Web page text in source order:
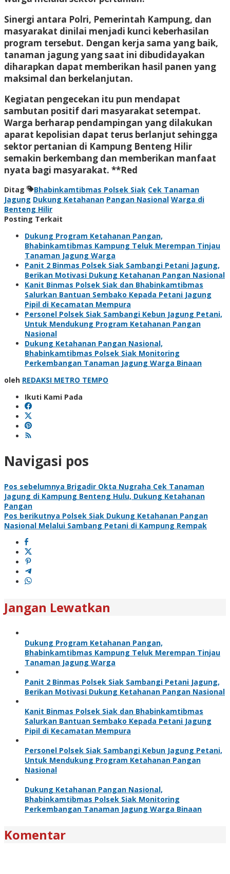
Sinergi antara Polri, Pemerintah Kampung, dan
masyarakat dinilai menjadi kunci keberhasilan
program tersebut. Dengan kerja sama yang baik,
tanaman jagung yang saat ini dibudidayakan
diharapkan dapat memberikan hasil panen yang
maksimal dan berkelanjutan.
Kegiatan pengecekan itu pun mendapat
sambutan positif dari masyarakat setempat.
Warga berharap pendampingan yang dilakukan
aparat kepolisian dapat terus berlanjut sehingga
sektor pertanian di Kampung Benteng Hilir
semakin berkembang dan memberikan manfaat
nyata bagi masyarakat. **Red
Ditag Bhabinkamtibmas Polsek Siak Cek Tanaman
Jagung Dukung Ketahanan Pangan Nasional Warga di
Benteng Hilir
Posting Terkait
Dukung Program Ketahanan Pangan,
Bhabinkamtibmas Kampung Teluk Merempan Tinjau
Tanaman Jagung Warga
Panit 2 Binmas Polsek Siak Sambangi Petani Jagung,
Berikan Motivasi Dukung Ketahanan Pangan Nasional
Kanit Binmas Polsek Siak dan Bhabinkamtibmas
Salurkan Bantuan Sembako Kepada Petani Jagung
Pipil di Kecamatan Mempura
Personel Polsek Siak Sambangi Kebun Jagung Petani,
Untuk Mendukung Program Ketahanan Pangan
Nasional
Dukung Ketahanan Pangan Nasional,
Bhabinkamtibmas Polsek Siak Monitoring
Perkembangan Tanaman Jagung Warga Binaan
oleh REDAKSI METRO TEMPO
Ikuti Kami Pada
Navigasi pos
Pos sebelumnya Brigadir Okta Nugraha Cek Tanaman
Jagung di Kampung Benteng Hulu, Dukung Ketahanan
Pangan
Pos berikutnya Polsek Siak Dukung Ketahanan Pangan
Nasional Melalui Sambang Petani di Kampung Rempak
Jangan Lewatkan
Dukung Program Ketahanan Pangan,
Bhabinkamtibmas Kampung Teluk Merempan Tinjau
Tanaman Jagung Warga
Panit 2 Binmas Polsek Siak Sambangi Petani Jagung,
Berikan Motivasi Dukung Ketahanan Pangan Nasional
Kanit Binmas Polsek Siak dan Bhabinkamtibmas
Salurkan Bantuan Sembako Kepada Petani Jagung
Pipil di Kecamatan Mempura
Personel Polsek Siak Sambangi Kebun Jagung Petani,
Untuk Mendukung Program Ketahanan Pangan
Nasional
Dukung Ketahanan Pangan Nasional,
Bhabinkamtibmas Polsek Siak Monitoring
Perkembangan Tanaman Jagung Warga Binaan
Komentar